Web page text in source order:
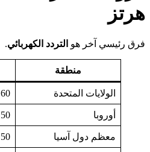
هرتز
فرق رئيسي آخر هو التردد الكهربائي.
منطقة
الولايات المتحدة 60 هرتز
أوروبا 50 هرتز
معظم دول آسيا 50 هرتز